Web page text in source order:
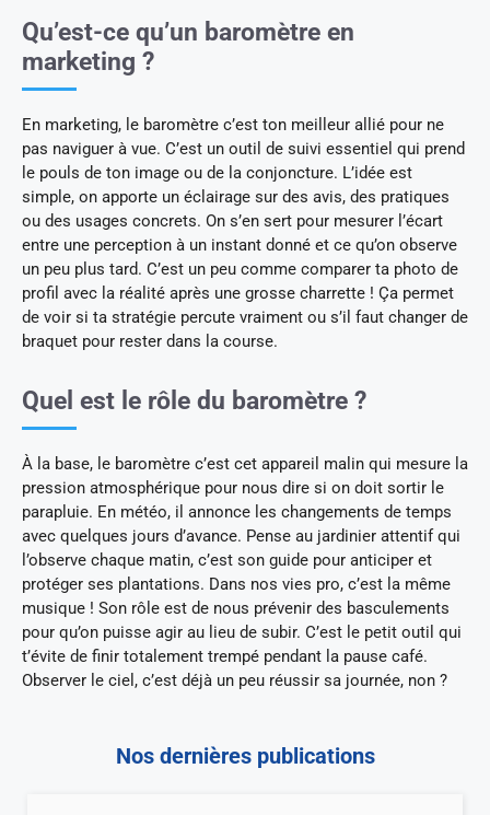
Qu’est-ce qu’un baromètre en
marketing ?
En marketing, le baromètre c’est ton meilleur allié pour ne
pas naviguer à vue. C’est un outil de suivi essentiel qui prend
le pouls de ton image ou de la conjoncture. L’idée est
simple, on apporte un éclairage sur des avis, des pratiques
ou des usages concrets. On s’en sert pour mesurer l’écart
entre une perception à un instant donné et ce qu’on observe
un peu plus tard. C’est un peu comme comparer ta photo de
profil avec la réalité après une grosse charrette ! Ça permet
de voir si ta stratégie percute vraiment ou s’il faut changer de
braquet pour rester dans la course.
Quel est le rôle du baromètre ?
À la base, le baromètre c’est cet appareil malin qui mesure la
pression atmosphérique pour nous dire si on doit sortir le
parapluie. En météo, il annonce les changements de temps
avec quelques jours d’avance. Pense au jardinier attentif qui
l’observe chaque matin, c’est son guide pour anticiper et
protéger ses plantations. Dans nos vies pro, c’est la même
musique ! Son rôle est de nous prévenir des basculements
pour qu’on puisse agir au lieu de subir. C’est le petit outil qui
t’évite de finir totalement trempé pendant la pause café.
Observer le ciel, c’est déjà un peu réussir sa journée, non ?
Nos dernières publications